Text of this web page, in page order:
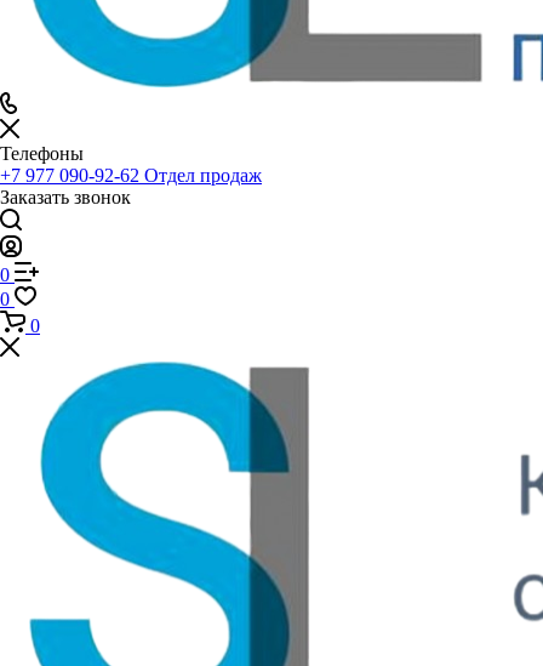
Телефоны
+7 977 090-92-62 Отдел продаж
Заказать звонок
0
0
0